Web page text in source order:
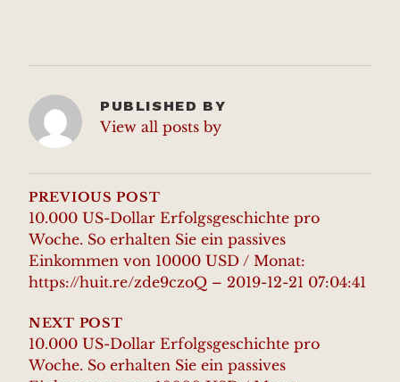
PUBLISHED BY
View all posts by
POST
NAVIGATION
PREVIOUS POST
10.000 US-Dollar Erfolgsgeschichte pro
Woche. So erhalten Sie ein passives
Einkommen von 10000 USD / Monat:
https://huit.re/zde9czoQ – 2019-12-21 07:04:41
NEXT POST
10.000 US-Dollar Erfolgsgeschichte pro
Woche. So erhalten Sie ein passives